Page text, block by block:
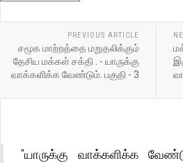
PREVIOUS ARTICLE
சமூக மாற்றத்தை மறுதலிக்கும்
தேசிய மக்கள் சக்தி . - யாருக்கு
வாக்களிக்க வேண்டும். பகுதி - 3
"யாருக்கு வாக்களிக்க